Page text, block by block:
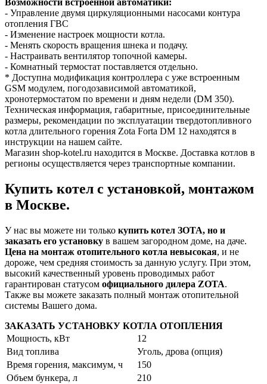
Возможности встроенной автоматики:
- Управление двумя циркуляционными насосами контура
отопления ГВС
- Изменение настроек мощности котла.
- Менять скорость вращения шнека и подачу.
- Настраивать вентилятор топочной камеры.
- Комнатный термостат поставляется отдельно.
* Доступна модификация контроллера с уже встроенным
GSM модулем, погодозависимой автоматикой,
хронотермостатом по времени и дням недели (DM 350).
Техническая информация, габаритные, присоединительные
размеры, рекомендации по эксплуатации твердотопливного
котла длительного горения Zota Forta DM 12 находятся в
инструкции на нашем сайте.
Магазин shop-kotel.ru находится в Москве. Доставка котлов в
регионы осуществляется через транспортные компании.
Купить котел с установкой, монтажом
в Москве.
У нас вы можете ни только купить котел ЗОТА, но и
заказать его установку в вашем загородном доме, на даче.
Цена на монтаж отопительного котла невысокая, и не
дороже, чем средняя стоимость за данную услугу. При этом,
высокий качественный уровень проводимых работ
гарантирован статусом официального дилера ZOTA.
Также вы можете заказать полный монтаж отопительной
системы Вашего дома.
ЗАКАЗАТЬ УСТАНОВКУ КОТЛА ОТОПЛЕНИЯ
Мощность, кВт
12
Вид топлива
Уголь, дрова (опция)
Время горения, максимум, ч
150
Объем бункера, л
210